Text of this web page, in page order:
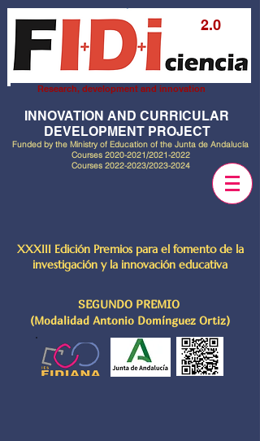
2.0
Research, development and innovation
INNOVATION AND CURRICULAR
DEVELOPMENT PROJECT
Funded by the Ministry of Education of the Junta de Andalucía
Courses 2020-2021/2021-2022
Courses 2022-2023/2023-2024
XXXIII Edición Premios para el fomento de la
investigación y la innovación educativa
SEGUNDO PREMIO
(Modalidad Antonio Domínguez Ortiz)